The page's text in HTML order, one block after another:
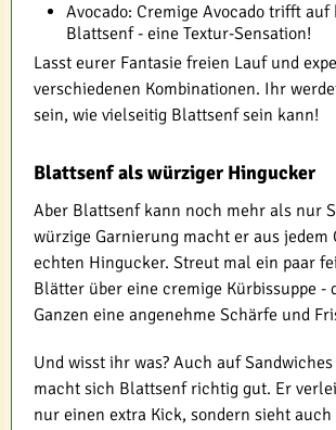
Avocado: Cremige Avocado trifft auf
Blattsenf - eine Textur-Sensation!
Lasst eurer Fantasie freien Lauf und
verschiedenen Kombinationen. Ihr
sein, wie vielseitig Blattsenf sein kann!
Blattsenf als würziger Hingucker
Aber Blattsenf kann noch mehr als nur
würzige Garnierung macht er aus jedem
echten Hingucker. Streut mal ein paar
Blätter über eine cremige Kürbissuppe -
Ganzen eine angenehme Schärfe und
Und wisst ihr was? Auch auf
macht sich Blattsenf richtig gut. Er
nur einen extra Kick, sondern sieht